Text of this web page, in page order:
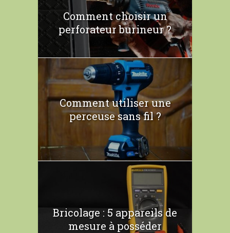
Comment choisir un
perforateur burineur ?
Comment utiliser une
perceuse sans fil ?
Bricolage : 5 appareils de
mesure à posséder